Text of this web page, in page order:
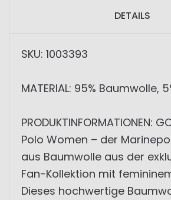
DETAILS
SKU: 1003393
MATERIAL: 95% Baumwolle,
PRODUKTINFORMATIONEN:
Polo Women – der
aus Baumwolle aus der
Fan-Kollektion mit
Dieses hochwertige